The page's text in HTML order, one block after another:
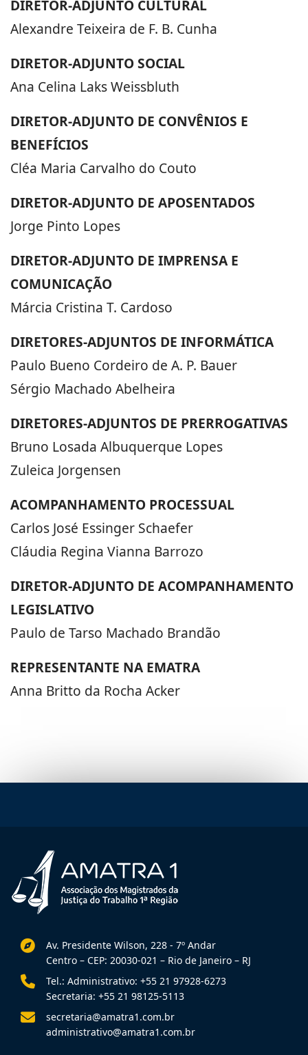
DIRETOR-ADJUNTO CULTURAL
Alexandre Teixeira de F. B. Cunha
DIRETOR-ADJUNTO SOCIAL
Ana Celina Laks Weissbluth
DIRETOR-ADJUNTO DE CONVÊNIOS E
BENEFÍCIOS
Cléa Maria Carvalho do Couto
DIRETOR-ADJUNTO DE APOSENTADOS
Jorge Pinto Lopes
DIRETOR-ADJUNTO DE IMPRENSA E
COMUNICAÇÃO
Márcia Cristina T. Cardoso
DIRETORES-ADJUNTOS DE INFORMÁTICA
Paulo Bueno Cordeiro de A. P. Bauer
Sérgio Machado Abelheira
DIRETORES-ADJUNTOS DE PRERROGATIVAS
Bruno Losada Albuquerque Lopes
Zuleica Jorgensen
ACOMPANHAMENTO PROCESSUAL
Carlos José Essinger Schaefer
Cláudia Regina Vianna Barrozo
DIRETOR-ADJUNTO DE ACOMPANHAMENTO
LEGISLATIVO
Paulo de Tarso Machado Brandão
REPRESENTANTE NA EMATRA
Anna Britto da Rocha Acker
Av. Presidente Wilson, 228 - 7º Andar
Centro – CEP: 20030-021 – Rio de Janeiro – RJ
Tel.: Administrativo: +55 21 97928-6273
Secretaria: +55 21 98125-5113
secretaria@amatra1.com.br
administrativo@amatra1.com.br